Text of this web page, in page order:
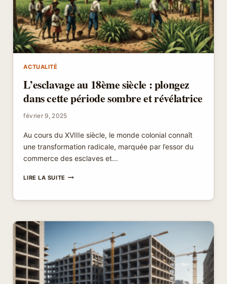
PAIX
!
ACTUALITÉ
L’esclavage au 18ème siècle : plongez
dans cette période sombre et révélatrice
février 9, 2025
Au cours du XVIIIe siècle, le monde colonial connaît
une transformation radicale, marquée par l’essor du
commerce des esclaves et…
LIRE LA SUITEL’ESCLAVAGE
SIÈCLE
PLONGEZ
PÉRIODE
SOMBRE
ET
RÉVÉLATRICE